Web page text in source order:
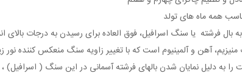
همه ماه های تولد
بال فرشته یا سنگ اسرافیل، فوق العاده برای رسیدن به درجات بالای
منیزیم، آهن و آلمینیوم است که با تغییر زاویه سنگ منعکس کننده
را به دلیل نمایان شدن بالهای فرشته آسمانی در این سنگ ( اسرافیل)